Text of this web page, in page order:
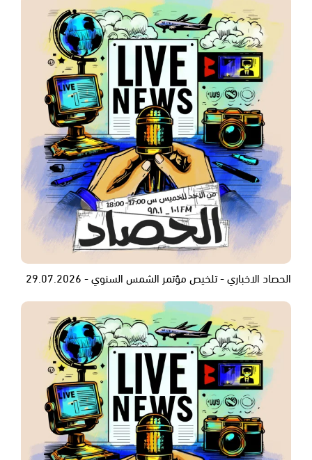
الحصاد الاخباري - تلخيص مؤتمر الشمس السنوي - 29.07.2026